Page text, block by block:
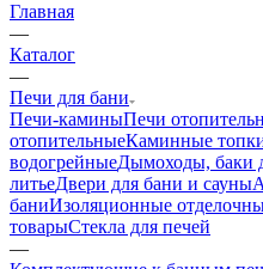
Главная
—
Каталог
—
Печи для бани
Печи-каминыПечи
отопительныеКаминные
водогрейныеДымоходы, баки
литьеДвери для бани и сауны
баниИзоляционные
товарыСтекла для печей
—